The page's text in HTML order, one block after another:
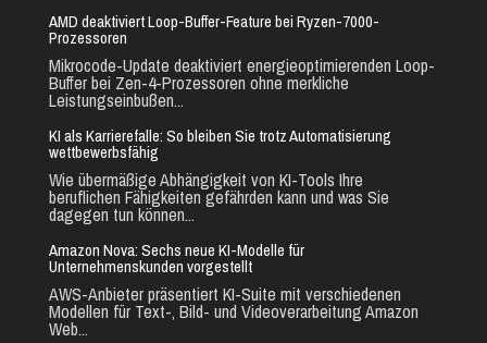
AMD deaktiviert Loop-Buffer-Feature bei Ryzen-7000-
Prozessoren
Mikrocode-Update deaktiviert energieoptimierenden Loop-
Buffer bei Zen-4-Prozessoren ohne merkliche
Leistungseinbußen...
KI als Karrierefalle: So bleiben Sie trotz Automatisierung
wettbewerbsfähig
Wie übermäßige Abhängigkeit von KI-Tools Ihre
beruflichen Fähigkeiten gefährden kann und was Sie
dagegen tun können...
Amazon Nova: Sechs neue KI-Modelle für
Unternehmenskunden vorgestellt
AWS-Anbieter präsentiert KI-Suite mit verschiedenen
Modellen für Text-, Bild- und Videoverarbeitung Amazon
Web...